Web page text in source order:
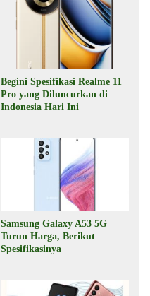
Begini Spesifikasi Realme 11
Pro yang Diluncurkan di
Indonesia Hari Ini
Samsung Galaxy A53 5G
Turun Harga, Berikut
Spesifikasinya